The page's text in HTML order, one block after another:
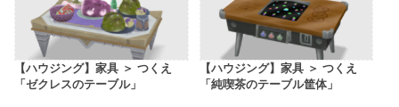
【ハウジング】家具 ＞ つくえ
「ゼクレスのテーブル」
【ハウジング】家具 ＞ つくえ
「純喫茶のテーブル筐体」